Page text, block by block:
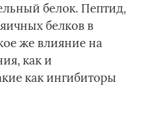
белок. Пептид,
белков в
же влияние на
как и
как ингибиторы